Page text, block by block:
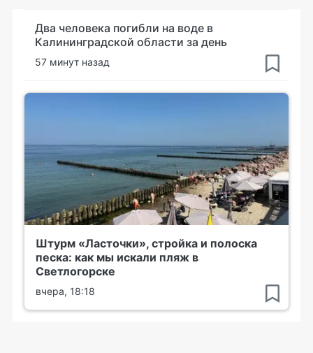
Два человека погибли на воде в
Калининградской области за день
57 минут назад
Штурм «Ласточки», стройка и полоска
песка: как мы искали пляж в
Светлогорске
вчера, 18:18